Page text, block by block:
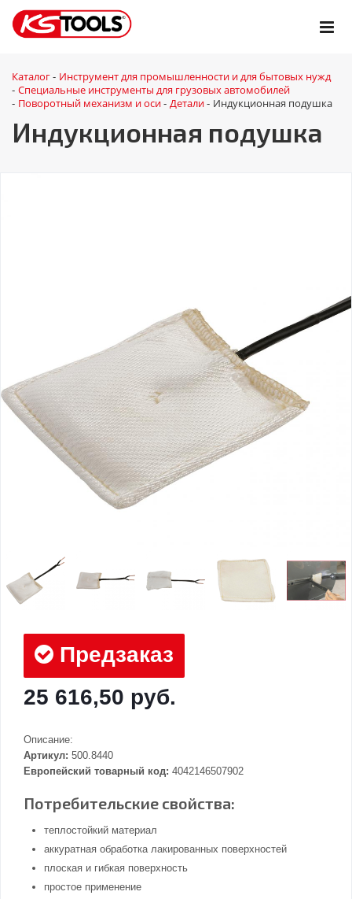
Каталог - Инструмент для промышленности и для бытовых нужд
- Специальные инструменты для грузовых автомобилей
- Поворотный механизм и оси - Детали - Индукционная подушка
Индукционная подушка
Предзаказ
25 616,50 руб.
Описание:
Артикул: 500.8440
Европейский товарный код: 4042146507902
Потребительские свойства:
теплостойкий материал
аккуратная обработка лакированных поверхностей
плоская и гибкая поверхность
простое применение